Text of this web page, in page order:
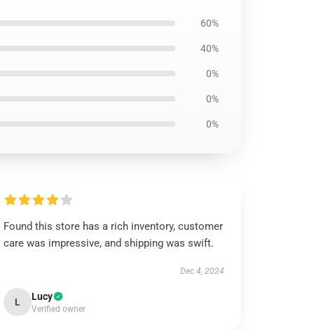
60%
40%
0%
0%
0%
Found this store has a rich inventory, customer
care was impressive, and shipping was swift.
Dec 4, 2024
L Lucy
Verified owner